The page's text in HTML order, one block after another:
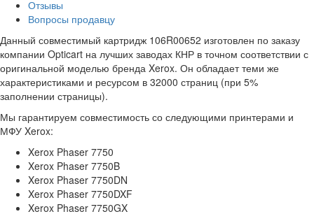
Отзывы
Вопросы продавцу
Данный совместимый картридж 106R00652 изготовлен по заказу
компании Opticart на лучших заводах КНР в точном соответствии с
оригинальной моделью бренда Xerox. Он обладает теми же
характеристиками и ресурсом в 32000 страниц (при 5%
заполнении страницы).
Мы гарантируем совместимость со следующими принтерами и
МФУ Xerox:
Xerox Phaser 7750
Xerox Phaser 7750B
Xerox Phaser 7750DN
Xerox Phaser 7750DXF
Xerox Phaser 7750GX